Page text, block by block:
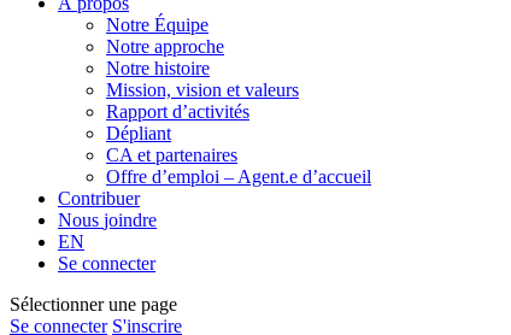
Notre Équipe
Notre approche
Notre histoire
Mission, vision et valeurs
Rapport d’activités
Dépliant
CA et partenaires
Offre d’emploi – Agent.e d’accueil
Contribuer
Nous joindre
EN
Se connecter
Sélectionner une page
Se connecter S'inscrire